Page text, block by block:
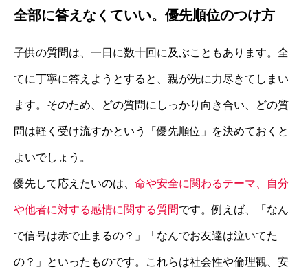
全部に答えなくていい。優先順位のつけ方
子供の質問は、一日に数十回に及ぶこともあります。全
てに丁寧に答えようとすると、親が先に力尽きてしまい
ます。そのため、どの質問にしっかり向き合い、どの質
問は軽く受け流すかという「優先順位」を決めておくと
よいでしょう。
優先して応えたいのは、 命や安全に関わるテーマ、自分
や他者に対する感情に関する質問です。例えば、「なん
で信号は赤で止まるの？」「なんでお友達は泣いてた
の？」といったものです。これらは社会性や倫理観、安